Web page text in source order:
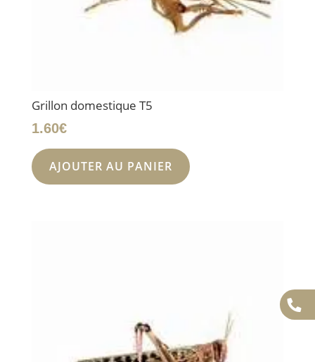
Grillon domestique T5
1.60€
AJOUTER AU PANIER